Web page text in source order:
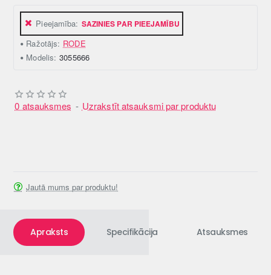
Pieejamība: SAZINIES PAR PIEEJAMĪBU
Ražotājs: RODE
Modelis: 3055666
0 atsauksmes - Uzrakstīt atsauksmi par produktu
Jautā mums par produktu!
Apraksts Specifikācija Atsauksmes